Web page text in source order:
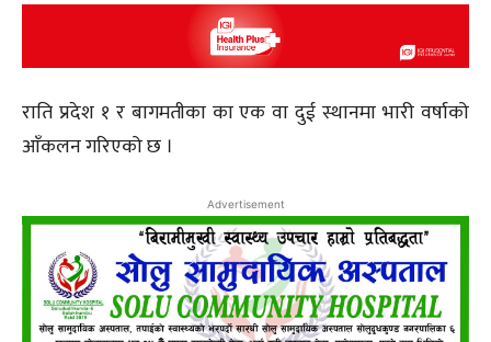
राति प्रदेश १ र बागमतीका का एक वा दुई स्थानमा भारी वर्षाको
आँकलन गरिएको छ ।
Advertisement